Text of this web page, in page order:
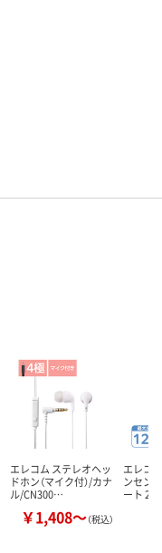
エレコム ステレオヘッ
ドホン（マイク付）/カナ
ル/CN300…
￥1,408～（税込）
エレコ
ンセン
ート 2…